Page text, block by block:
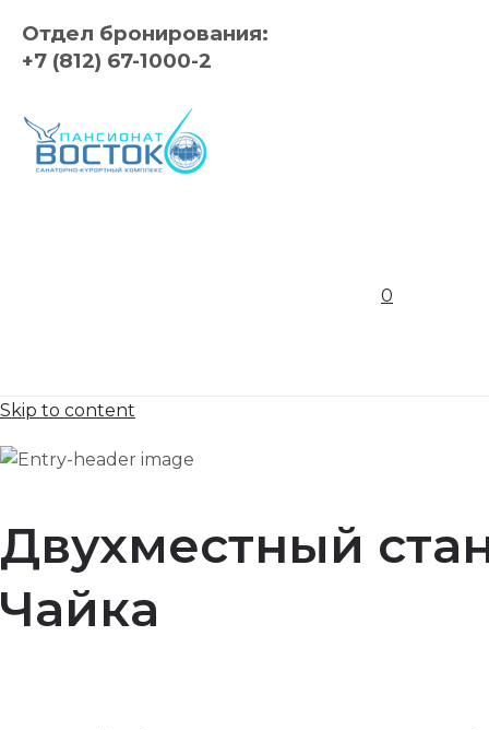
Отдел бронирования:
+7 (812) 67-1000-2
0
Skip to content
Двухместный
Чайка